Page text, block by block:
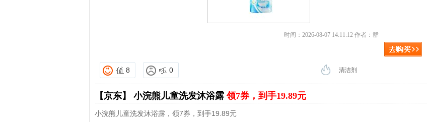
时间：2026-08-07 14:11:12 作者：群
8 0 清洁剂
【京东】 小浣熊儿童洗发沐浴露领7券，到手19.89元
小浣熊儿童洗发沐浴露，领7券，到手19.89元